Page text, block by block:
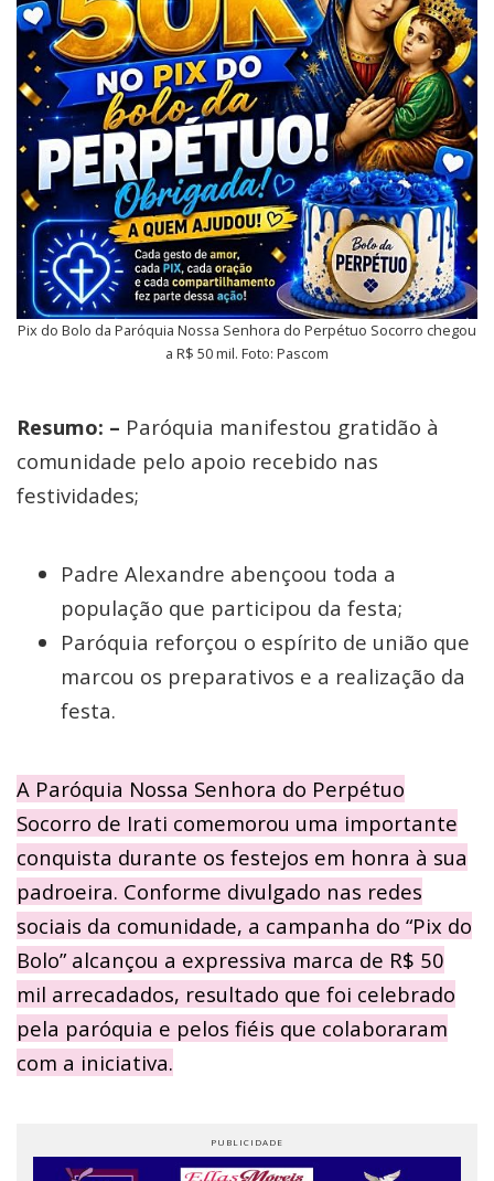
Pix do Bolo da Paróquia Nossa Senhora do Perpétuo Socorro chegou
a R$ 50 mil. Foto: Pascom
Resumo: – Paróquia manifestou gratidão à
comunidade pelo apoio recebido nas
festividades;
Padre Alexandre abençoou toda a
população que participou da festa;
Paróquia reforçou o espírito de união que
marcou os preparativos e a realização da
festa.
A Paróquia Nossa Senhora do Perpétuo
Socorro de Irati comemorou uma importante
conquista durante os festejos em honra à sua
padroeira. Conforme divulgado nas redes
sociais da comunidade, a campanha do “Pix do
Bolo” alcançou a expressiva marca de R$ 50
mil arrecadados, resultado que foi celebrado
pela paróquia e pelos fiéis que colaboraram
com a iniciativa.